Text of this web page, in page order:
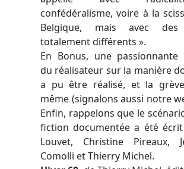
confédéralisme, voire à la
Belgique, mais avec des
totalement différents ».
En Bonus, une passionnante
du réalisateur sur la manière
a pu être réalisé, et la
même (signalons aussi notre
Enfin, rappelons que le
fiction documentée a été écrit
Louvet, Christine Pireaux,
Comolli et Thierry Michel.